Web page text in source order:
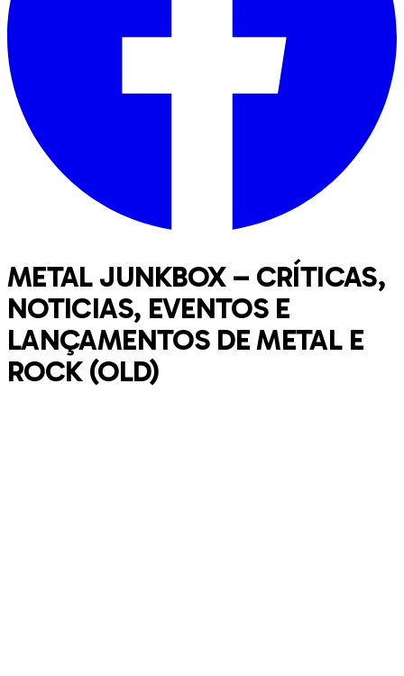
METAL JUNKBOX – CRÍTICAS,
NOTICIAS, EVENTOS E
LANÇAMENTOS DE METAL E
ROCK (OLD)